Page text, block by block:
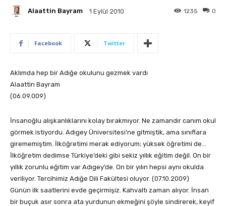
Alaattin Bayram 1 Eylül 2010 0
1235
Facebook Twitter
Aklımda hep bir Adığe okulunu gezmek vardı
Alaattin Bayram
(06.09.009)
İnsanoğlu alışkanlıklarını kolay bırakmıyor. Ne zamandır canım okul
görmek istiyordu. Adıgey Üniversitesi’ne gitmiştik, ama sınıflara
girememiştim. İlköğretimi merak ediyorum; yüksek öğretimi de…
İlköğretim dedimse Türkiye’deki gibi sekiz yıllık eğitim değil. On bir
yıllık zorunlu eğitim var Adıgey’de. On bir yılın hepsi aynı okulda
veriliyor. Tercihimiz Adığe Dili Fakültesi oluyor. (07.10.2009)
Günün ilk saatlerini evde geçirmişiz. Kahvaltı zaman alıyor. İnsan
bir buçuk asır sonra ata yurdunun ekmeğini şöyle sindirerek, keyif